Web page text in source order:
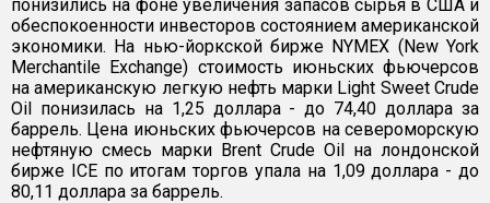
понизились на фоне увеличения запасов сырья в США и
обеспокоенности инвесторов состоянием американской
экономики. На нью-йоркской бирже NYMEХ (New York
Merchantile Exchange) стоимость июньских фьючерсов
на американскую легкую нефть марки Light Sweet Crude
Oil понизилась на 1,25 доллара - до 74,40 доллара за
баррель. Цена июньских фьючерсов на североморскую
нефтяную смесь марки Brent Crude Oil на лондонской
бирже IСE по итогам торгов упала на 1,09 доллара - до
80,11 доллара за баррель.